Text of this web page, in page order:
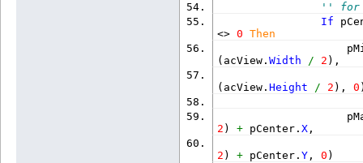
'' for
If
<> 0
Then
( acView.Width / 2 ) ,
( acView.Height / 2 ) , 0
2 ) + pCenter.X ,
2 ) + pCenter.Y , 0 )